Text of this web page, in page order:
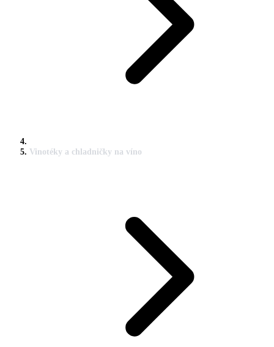
Vinotéky a chladničky na víno